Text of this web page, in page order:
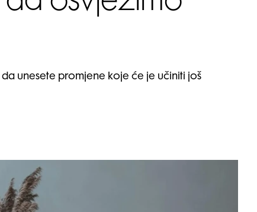
unesete promjene koje će je učiniti još